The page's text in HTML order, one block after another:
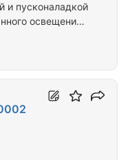
и пусконаладкой
освещения,
Балка, 15